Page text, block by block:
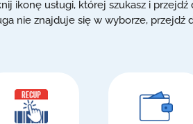
ikonę usługi, której szukasz i
nie znajduje się w wyborze, przejdź